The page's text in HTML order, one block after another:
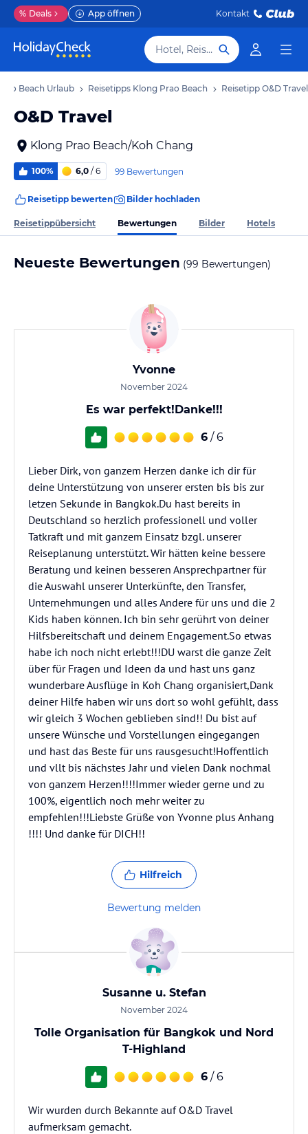
% Deals App öffnen Kontakt
Hotel, Reiseziel
Beach Urlaub Reisetipps Klong Prao Beach Reisetipp O&D Travel
O&D Travel
Klong Prao Beach/Koh Chang
100% 6,0 / 6 99 Bewertungen
Reisetipp bewerten Bilder hochladen
Reisetippübersicht Bewertungen Bilder Hotels
Neueste Bewertungen (99 Bewertungen)
Yvonne
November 2024
Es war perfekt!Danke!!!
6 / 6
Lieber Dirk, von ganzem Herzen danke ich dir für
deine Unterstützung von unserer ersten bis bis zur
letzen Sekunde in Bangkok.Du hast bereits in
Deutschland so herzlich professionell und voller
Tatkraft und mit ganzem Einsatz bzgl. unserer
Reiseplanung unterstützt. Wir hätten keine bessere
Beratung und keinen besseren Ansprechpartner für
die Auswahl unserer Unterkünfte, den Transfer,
Unternehmungen und alles Andere für uns und die 2
Kids haben können. Ich bin sehr gerührt von deiner
Hilfsbereitschaft und deinem Engagement.So etwas
habe ich noch nicht erlebt!!!DU warst die ganze Zeit
über für Fragen und Ideen da und hast uns ganz
wunderbare Ausflüge in Koh Chang organisiert,Dank
deiner Hilfe haben wir uns dort so wohl gefühlt, dass
wir gleich 3 Wochen geblieben sind!! Du bist auf
unsere Wünsche und Vorstellungen eingegangen
und hast das Beste für uns rausgesucht!Hoffentlich
und vllt bis nächstes Jahr und vielen Dank nochmal
von ganzem Herzen!!!!Immer wieder gerne und zu
100%, eigentlich noch mehr weiter zu
empfehlen!!!Liebste Grüße von Yvonne plus Anhang
!!!! Und danke für DICH!!
Hilfreich
Bewertung melden
Susanne u. Stefan
November 2024
Tolle Organisation für Bangkok und Nord
T-Highland
6 / 6
Wir wurden durch Bekannte auf O&D Travel
aufmerksam gemacht.